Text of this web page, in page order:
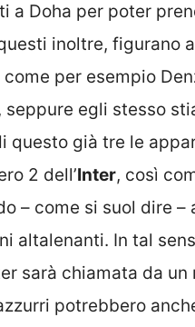
a Doha per poter
inoltre, figurano
per esempio
egli stesso
questo già tre le
2 dell’Inter, così
– come si suol dire –
altalenanti. In tal
sarà chiamata da
potrebbero